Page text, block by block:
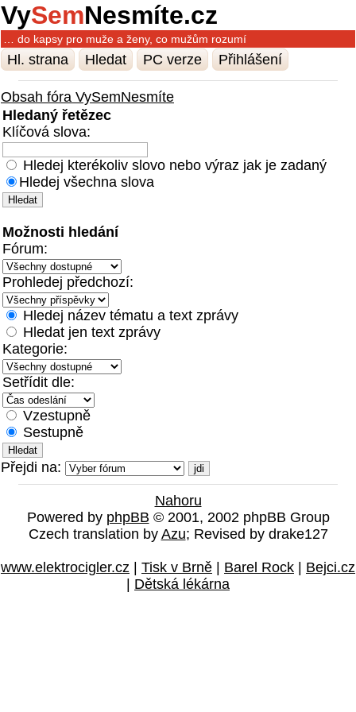
VySemNesmíte.cz
… do kapsy pro muže a ženy, co mužům rozumí
Hl. strana Hledat PC verze Přihlášení
Obsah fóra VySemNesmíte
Hledaný řetězec
Klíčová slova:
Hledej kterékoliv slovo nebo výraz jak je zadaný
Hledej všechna slova
Možnosti hledání
Fórum:
Prohledej předchozí:
Hledej název tématu a text zprávy
Hledat jen text zprávy
Kategorie:
Setřídit dle:
Vzestupně
Sestupně
Přejdi na:
Nahoru
Powered by phpBB © 2001, 2002 phpBB Group
Czech translation by Azu; Revised by drake127
www.elektrocigler.cz Tisk v Brně Barel Rock
Bejci.cz
Dětská lékárna